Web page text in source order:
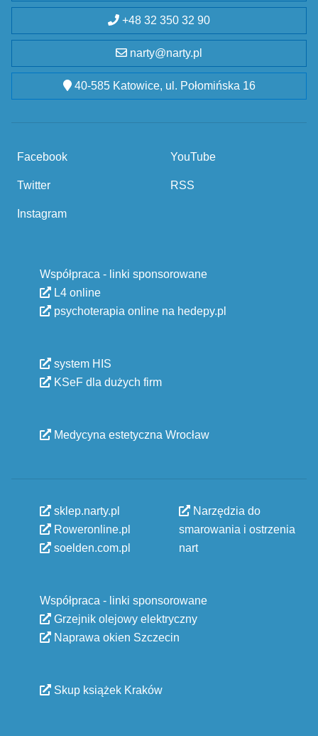
+48 32 350 32 90
narty@narty.pl
40-585 Katowice, ul. Połomińska 16
Facebook
Twitter
Instagram
YouTube
RSS
Współpraca - linki sponsorowane
L4 online
psychoterapia online na hedepy.pl
system HIS
KSeF dla dużych firm
Medycyna estetyczna Wrocław
sklep.narty.pl
Roweronline.pl
soelden.com.pl
Narzędzia do
smarowania i ostrzenia
nart
Współpraca - linki sponsorowane
Grzejnik olejowy elektryczny
Naprawa okien Szczecin
Skup książek Kraków